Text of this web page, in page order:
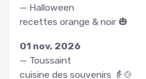
— Halloween
recettes orange & noir 🎃
01 nov. 2026
— Toussaint
cuisine des souvenirs 👵🍲